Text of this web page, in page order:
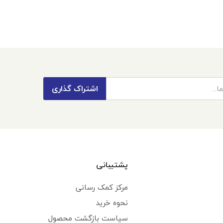
اشتراک گذاری
پشتیبانی
مرکز کمک رسانی
نحوه خرید
سیاست بازگشت محصول